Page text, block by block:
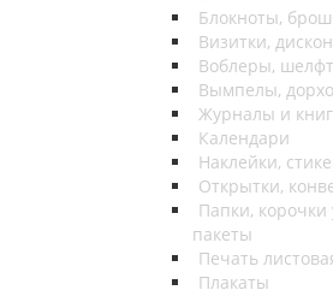
Блокноты,
Визитки,
Воблеры,
Вымпелы,
Журналы и
Календари
Наклейки,
Открытки,
Папки, корочки
пакеты
Печать
Плакаты